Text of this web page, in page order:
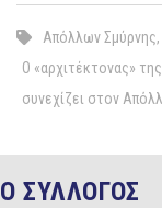
Απόλλων Σμύρνης,
Ο «αρχιτέκτονας»
συνεχίζει στον
Ο ΣΥΛΛΟΓΟΣ